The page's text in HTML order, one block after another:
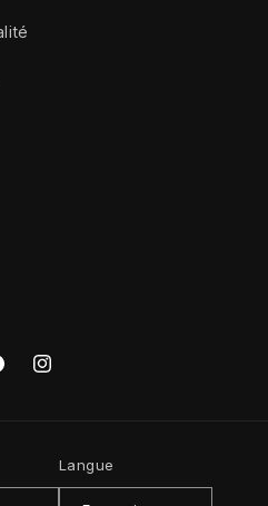
Instagram
Langue